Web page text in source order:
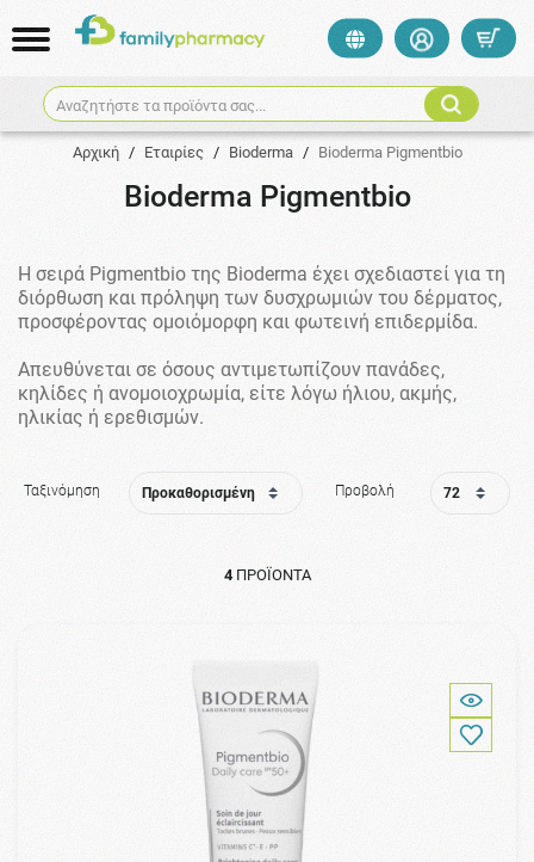
Αναζητήστε τα προϊόντα σας...
Αρχική / Εταιρίες / Bioderma / Bioderma Pigmentbio
Bioderma Pigmentbio
Η σειρά Pigmentbio της Bioderma έχει σχεδιαστεί για τη
διόρθωση και πρόληψη των δυσχρωμιών του δέρματος,
προσφέροντας ομοιόμορφη και φωτεινή επιδερμίδα.
Απευθύνεται σε όσους αντιμετωπίζουν πανάδες,
κηλίδες ή ανομοιοχρωμία, είτε λόγω ήλιου, ακμής,
ηλικίας ή ερεθισμών.
Ταξινόμηση Προβολή
4ΠΡΟΪΌΝΤΑ